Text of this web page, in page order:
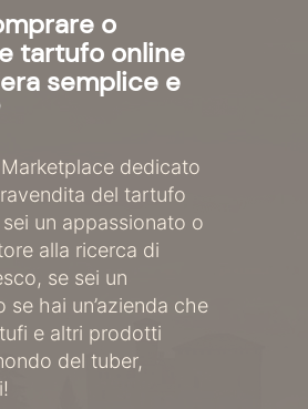
o
tartufo online
semplice e
dedicato
del tartufo
un appassionato o
alla ricerca di
se sei un
se hai un’azienda che
e altri prodotti
del tuber,